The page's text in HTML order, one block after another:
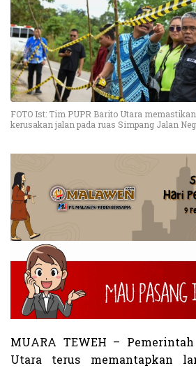
FOTO Ist: Tim PUPR Barito Utara
kerusakan jalan pada ruas Simpang Jalan
MUARA TEWEH –
Utara terus memantapkan